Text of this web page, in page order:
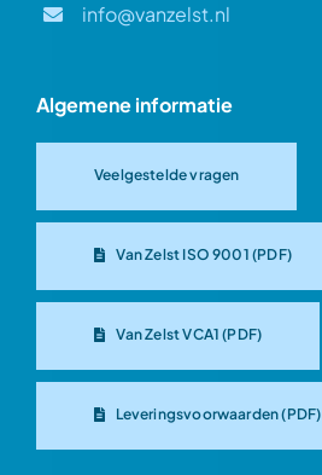
info@vanzelst.nl
Algemene informatie
Veelgestelde vragen
Van Zelst ISO 9001 (PDF)
Van Zelst VCA1 (PDF)
Leveringsvoorwaarden (PDF)